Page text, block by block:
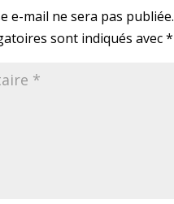
e-mail ne sera pas publiée.
sont indiqués avec*